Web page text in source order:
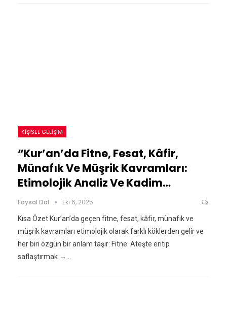
KIŞISEL GELIŞIM
“Kur’an’da Fitne, Fesat, Kâfir,
Münafık Ve Müşrik Kavramları:
Etimolojik Analiz Ve Kadim…
Faysal Dal Eki 6, 2025
Kısa Özet Kur’an’da geçen fitne, fesat, kâfir, münafık ve
müşrik kavramları etimolojik olarak farklı köklerden gelir ve
her biri özgün bir anlam taşır: Fitne: Ateşte eritip
saflaştırmak →…